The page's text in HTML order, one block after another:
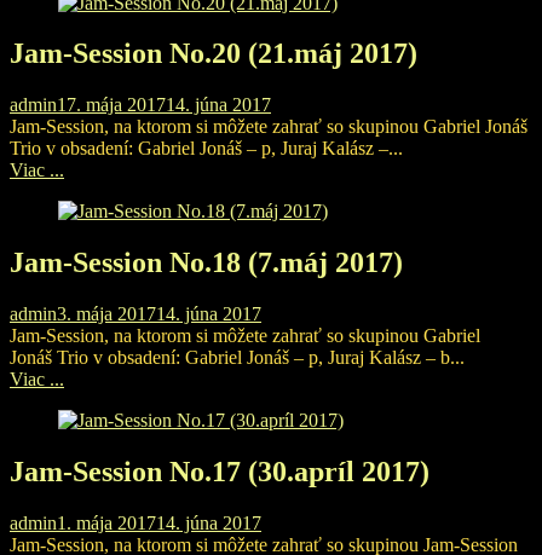
Jam-Session No.20 (21.máj 2017)
admin17. mája 201714. júna 2017
Jam-Session, na ktorom si môžete zahrať so skupinou Gabriel Jonáš
Trio v obsadení: Gabriel Jonáš – p, Juraj Kalász –...
Viac ...
Jam-Session No.18 (7.máj 2017)
admin3. mája 201714. júna 2017
Jam-Session, na ktorom si môžete zahrať so skupinou Gabriel
Jonáš Trio v obsadení: Gabriel Jonáš – p, Juraj Kalász – b...
Viac ...
Jam-Session No.17 (30.apríl 2017)
admin1. mája 201714. júna 2017
Jam-Session, na ktorom si môžete zahrať so skupinou Jam-Session